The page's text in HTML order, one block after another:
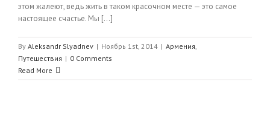
этом жалеют, ведь жить в таком красочном месте — это самое
настоящее счастье. Мы [...]
By Aleksandr Slyadnev | Ноябрь 1st, 2014 | Армения,
Путешествия | 0 Comments
Read More